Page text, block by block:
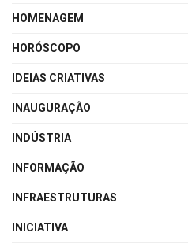
HOMENAGEM
HORÓSCOPO
IDEIAS CRIATIVAS
INAUGURAÇÃO
INDÚSTRIA
INFORMAÇÃO
INFRAESTRUTURAS
INICIATIVA